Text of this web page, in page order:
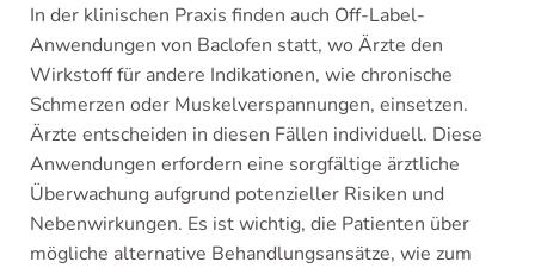
In der klinischen Praxis finden auch Off-Label-
Anwendungen von Baclofen statt, wo Ärzte den
Wirkstoff für andere Indikationen, wie chronische
Schmerzen oder Muskelverspannungen, einsetzen.
Ärzte entscheiden in diesen Fällen individuell. Diese
Anwendungen erfordern eine sorgfältige ärztliche
Überwachung aufgrund potenzieller Risiken und
Nebenwirkungen. Es ist wichtig, die Patienten über
mögliche alternative Behandlungsansätze, wie zum